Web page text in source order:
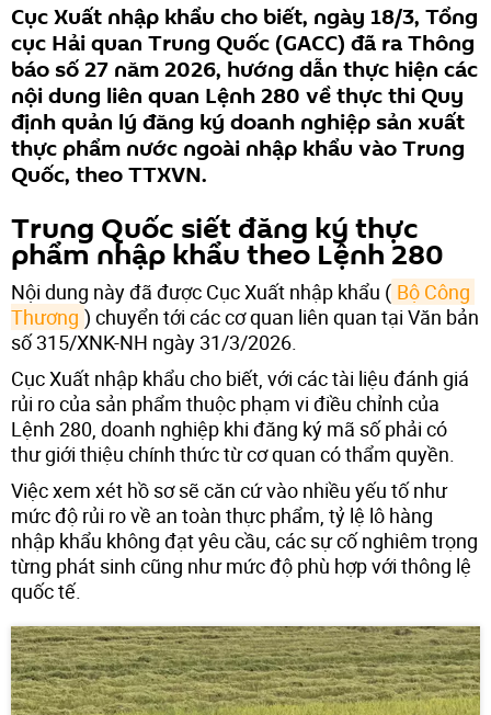
Cục Xuất nhập khẩu cho biết, ngày 18/3, Tổng
cục Hải quan Trung Quốc (GACC) đã ra Thông
báo số 27 năm 2026, hướng dẫn thực hiện các
nội dung liên quan Lệnh 280 về thực thi Quy
định quản lý đăng ký doanh nghiệp sản xuất
thực phẩm nước ngoài nhập khẩu vào Trung
Quốc, theo TTXVN.
Trung Quốc siết đăng ký thực
phẩm nhập khẩu theo Lệnh 280
Nội dung này đã được Cục Xuất nhập khẩu ( Bộ Công
Thương ) chuyển tới các cơ quan liên quan tại Văn bản
số 315/XNK-NH ngày 31/3/2026.
Cục Xuất nhập khẩu cho biết, với các tài liệu đánh giá
rủi ro của sản phẩm thuộc phạm vi điều chỉnh của
Lệnh 280, doanh nghiệp khi đăng ký mã số phải có
thư giới thiệu chính thức từ cơ quan có thẩm quyền.
Việc xem xét hồ sơ sẽ căn cứ vào nhiều yếu tố như
mức độ rủi ro về an toàn thực phẩm, tỷ lệ lô hàng
nhập khẩu không đạt yêu cầu, các sự cố nghiêm trọng
từng phát sinh cũng như mức độ phù hợp với thông lệ
quốc tế.